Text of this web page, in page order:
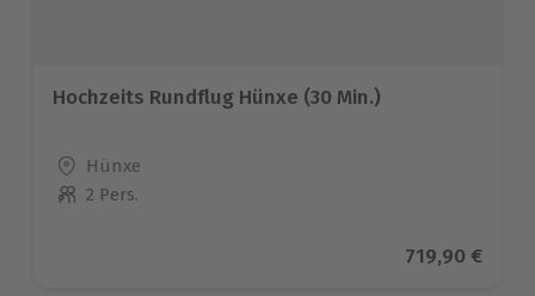
Hochzeits Rundflug Hünxe (30 Min.)
Standort
Hünxe
Anzahl der Teilnehmer
2 Pers.
Aktueller
719,90 €